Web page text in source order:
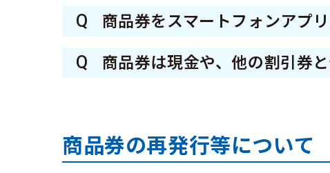
電子商品券での決済はどの参加店
す。 参加店舗がどの決済方法に
ページに掲載の参加店舗一覧や専
Q 商品券をスマートフォンアプ
一度スマートフォンアプリにチャ
に残額を専用アプリ（region Pay
Q 商品券は現金や、他の割引券
商品券の再発行等について